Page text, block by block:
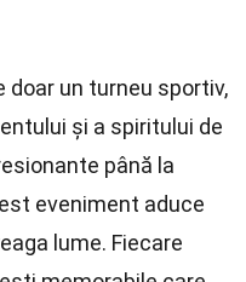
doar un turneu sportiv,
și a spiritului de
până la
eveniment aduce
lume. Fiecare